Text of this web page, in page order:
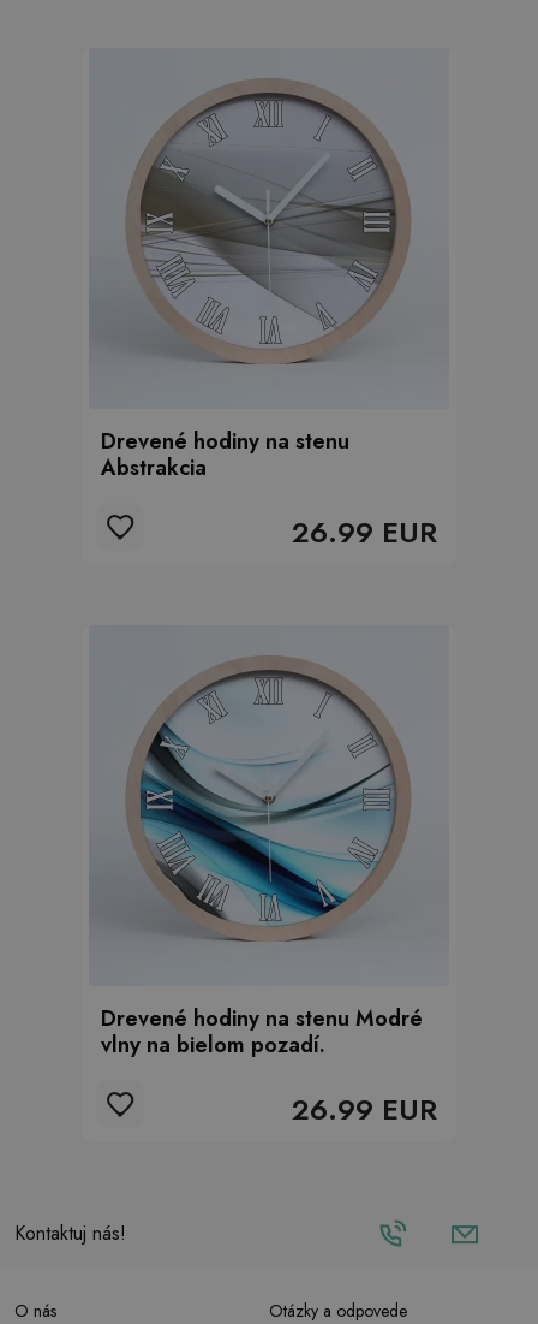
Drevené hodiny na stenu
Abstrakcia
26.99 EUR
Drevené hodiny na stenu Modré
vlny na bielom pozadí.
26.99 EUR
Kontaktuj nás!
O nás Otázky a odpovede